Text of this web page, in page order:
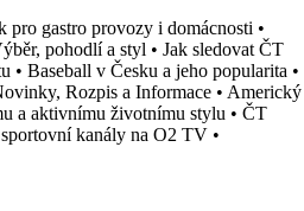
gastro provozy i domácnosti •
pohodlí a styl • Jak sledovat ČT
• Baseball v Česku a jeho popularita •
Rozpis a Informace • Americký
a aktivnímu životnímu stylu • ČT
kanály na O2 TV •